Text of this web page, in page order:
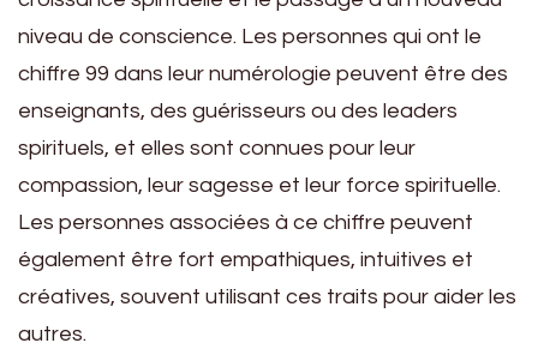
niveau de conscience. Les personnes qui ont le
chiffre 99 dans leur numérologie peuvent être des
enseignants, des guérisseurs ou des leaders
spirituels, et elles sont connues pour leur
compassion, leur sagesse et leur force spirituelle.
Les personnes associées à ce chiffre peuvent
également être fort empathiques, intuitives et
créatives, souvent utilisant ces traits pour aider les
autres.